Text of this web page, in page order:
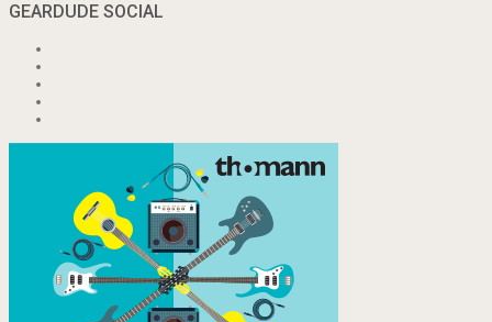
GEARDUDE SOCIAL